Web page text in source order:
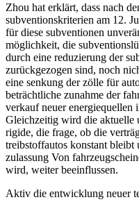
Zhou hat erklärt, dass nach
subventionskriterien am 12.
für diese subventionen
möglichkeit, die
durch eine reduzierung der
zurückgezogen sind, noch
eine senkung der zölle für
beträchtliche zunahme der
verkauf neuer energiequellen
Gleichzeitig wird die aktuelle
rigide, die frage, ob die
treibstoffautos konstant
zulassung Von
wird, weiter beeinflussen.
Aktiv die entwicklung neuer